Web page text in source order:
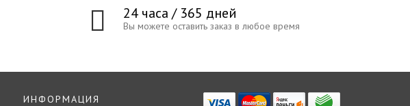
24 часа / 365 дней
Вы можете оставить заказ в любое время
ИНФОРМАЦИЯ